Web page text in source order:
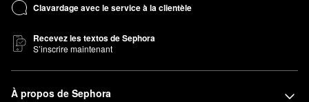
Clavardage avec le service à la clientèle
Recevez les textos de Sephora
S’inscrire maintenant
À propos de Sephora